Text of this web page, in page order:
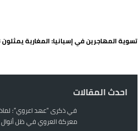
تسوية المهاجرين في إسبانيا: المغاربة يمثلون 3% فقط
احدث المقالات
في ذكرى “عهد اعروي”:
معركة العروي في ظل